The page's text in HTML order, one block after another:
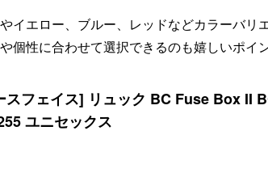
イエロー、ブルー、レッドなどカラーバリ
個性に合わせて選択できるのも嬉しいポイ
スフェイス] リュック BC Fuse Box II
ユニセックス